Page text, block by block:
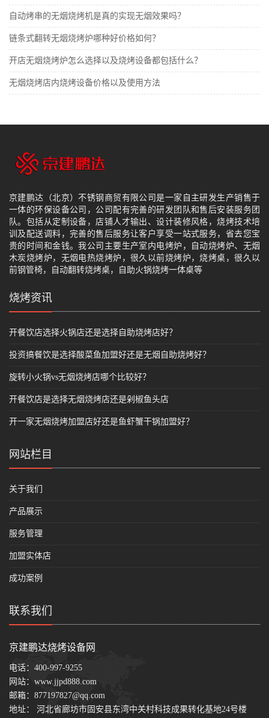
自动烤串的无烟烧烤机是真的实现无烟效果吗？
​链条式翻转无烟烧烤炉哪种好价格如何？
开店无烟烧烤炉怎么选择以及烧烤设备都包括什么？
无烟烧烤店内烧烤设备价格以及使用方法
京建鹏达（北京）不锈钢商贸有限公司是一家自主研发生产销售于
一体的环保设备公司，公司配有完善的研发团队和售后安装服务团
队。包括从定制设备，店铺人才输出、设计装修风格，烧烤技术培
训及配送调料，完善的售后服务让客户享受一站式服务，省去您宝
贵的时间和金钱。我公司主要生产室内电烤炉，自动烧烤炉、无烟
木炭烧烤炉，无烟电热烧烤炉，很久以前烧烤炉，烧烤桌，很久以
前钢管椅，自动翻转烧烤桌，自助火锅烧烤一体桌等
烧烤资讯
开餐饮店选择火锅店还是选择自助烧烤店好？
投资搞餐饮是选择酸菜鱼加盟好还是无烟自助烧烤好？
旋转小火锅vs无烟烧烤店哪个比较好？
开餐饮店是选择无烟烧烤店还是剁椒鱼头店
开一家无烟烧烤加盟店好还是鱼虾蟹干锅加盟好？
网站栏目
关于我们
产品展示
服务管理
加盟实体店
成功案例
联系我们
京建鹏达烧烤设备网
电话： 400-997-9255
网站： www.jjpd888.com
邮箱： 877197827@qq.com
地址： 河北省廊坊市固安县东湾中关村科技成果转化基地24号楼